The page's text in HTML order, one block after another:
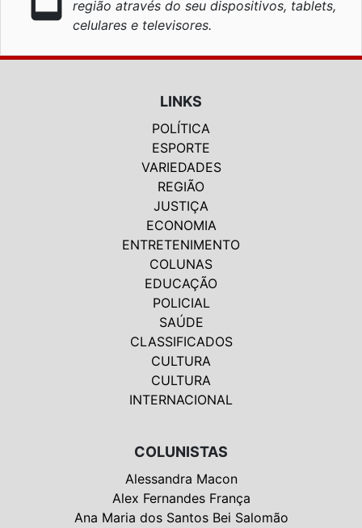
região através do seu dispositivos, tablets,
celulares e televisores.
LINKS
POLÍTICA
ESPORTE
VARIEDADES
REGIÃO
JUSTIÇA
ECONOMIA
ENTRETENIMENTO
COLUNAS
EDUCAÇÃO
POLICIAL
SAÚDE
CLASSIFICADOS
CULTURA
CULTURA
INTERNACIONAL
COLUNISTAS
Alessandra Macon
Alex Fernandes França
Ana Maria dos Santos Bei Salomão